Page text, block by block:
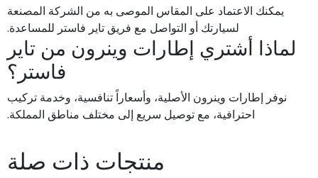
يمكنك الاعتماد على المقاس الموصى به من الشركة المصنعة
لسيارتك أو التواصل مع فريق تاير فاستر للمساعدة.
لماذا أشتري إطارات وينرون من تاير
فاستر؟
نوفر إطارات وينرون الأصلية، وأسعاراً تنافسية، وخدمة تركيب
احترافية، مع توصيل سريع إلى مختلف مناطق المملكة.
منتجات ذات صلة